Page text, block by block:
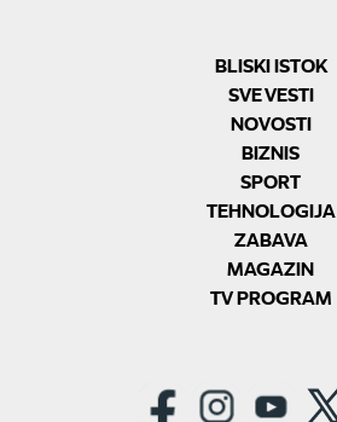
BLISKI ISTOK
SVE VESTI
NOVOSTI
BIZNIS
SPORT
TEHNOLOGIJA
ZABAVA
MAGAZIN
TV PROGRAM